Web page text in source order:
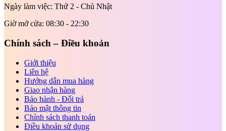
Ngày làm việc: Thứ 2 - Chủ Nhật
Giờ mở cửa: 08:30 - 22:30
Chính sách – Điều khoản
Giới thiệu
Liên hệ
Hướng dẫn mua hàng
Giao nhận hàng
Bảo hành - Đổi trả
Bảo mật thông tin
Chính sách thanh toán
Điều khoản sử dụng